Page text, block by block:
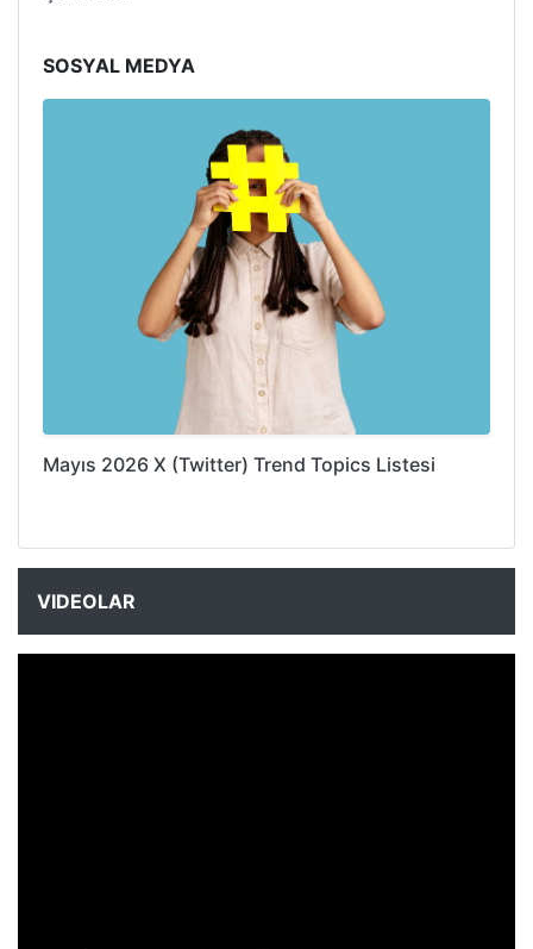
SOSYAL MEDYA
Mayıs 2026 X (Twitter) Trend Topics Listesi
VIDEOLAR